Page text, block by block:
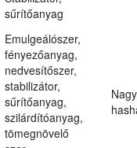
sűrítőanyag
Emulgeálószer,
fényezőanyag,
nedvesítőszer,
stabilizátor,
sűrítőanyag,
szilárdítóanyag,
tömegnövelő